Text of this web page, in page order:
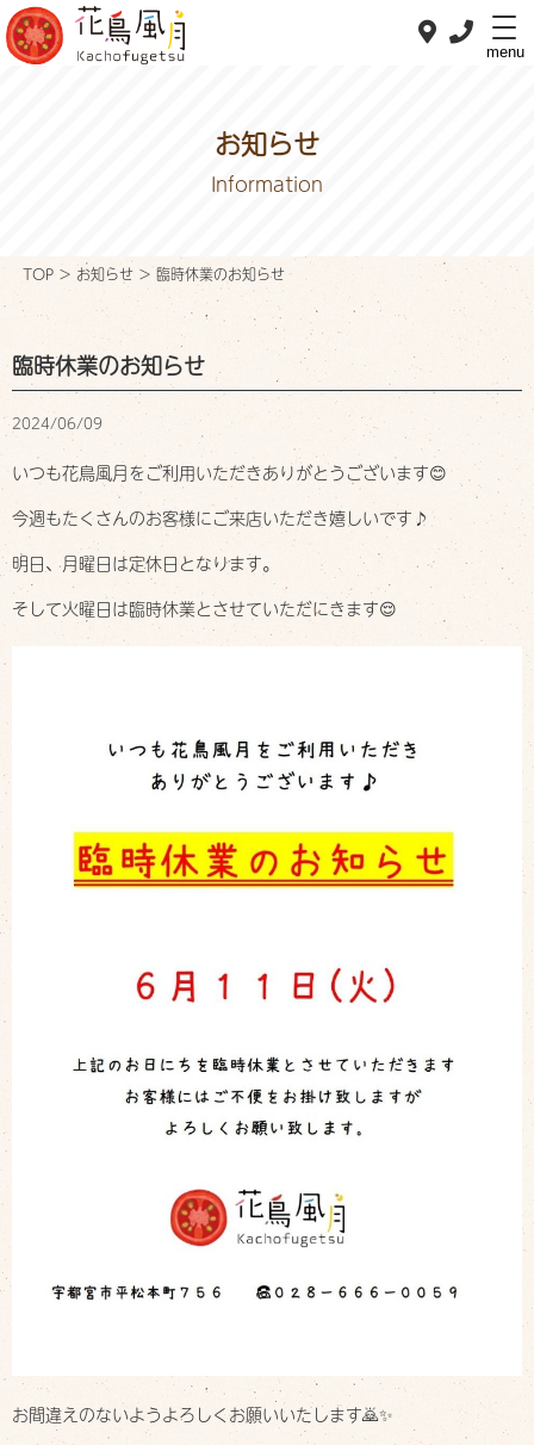
menu
Home
私たちの想い
Concept
おべんとメニュー
OBENTO menu
おすすめメニュー
デリバリー
Delivery
お店について
Shop info
スタッフブログ
Staff blog
ご予約・お問い合わせ
Contact
お知らせ
Information
TOP > お知らせ > 臨時休業のお知らせ
臨時休業のお知らせ
2024/06/09
いつも花鳥風月をご利用いただきありがとうございます😊
今週もたくさんのお客様にご来店いただき嬉しいです♪
明日、月曜日は定休日となります。
そして火曜日は臨時休業とさせていただにきます😌
お間違えのないようよろしくお願いいたします🙇✨